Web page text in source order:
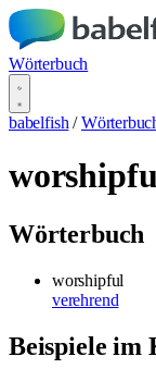
Wörterbuch
babelfish /
Wörterbuch
worshipful
verehrend
Beispiele im